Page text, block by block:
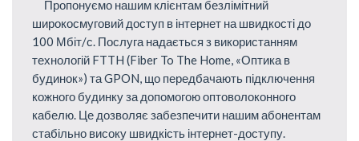
Пропонуємо нашим клієнтам безлімітний
широкосмуговий доступ в інтернет на швидкості до
100 Мбіт/с. Послуга надається з використанням
технологій FTTH (Fiber To The Home, «Оптика в
будинок») та GPON, що передбачають підключення
кожного будинку за допомогою оптоволоконного
кабелю. Це дозволяє забезпечити нашим абонентам
стабільно високу швидкість інтернет-доступу.